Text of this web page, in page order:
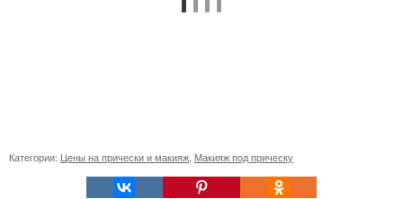
Категории: Цены на прически и макияж Макияж под прическу